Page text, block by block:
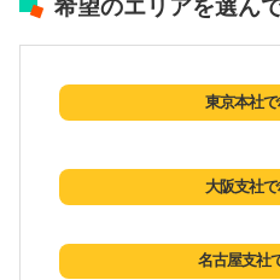
東京本社
大阪支社
名古屋支社